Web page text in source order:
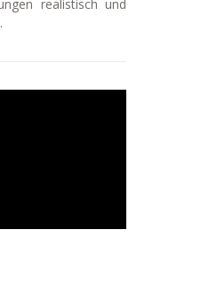
realistisch und